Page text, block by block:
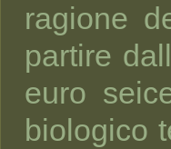
ragione
partire
euro
biologico